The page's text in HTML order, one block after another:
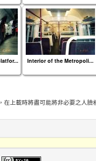
Interior of the Metropoli...
上載時將盡可能將非必要之人臉